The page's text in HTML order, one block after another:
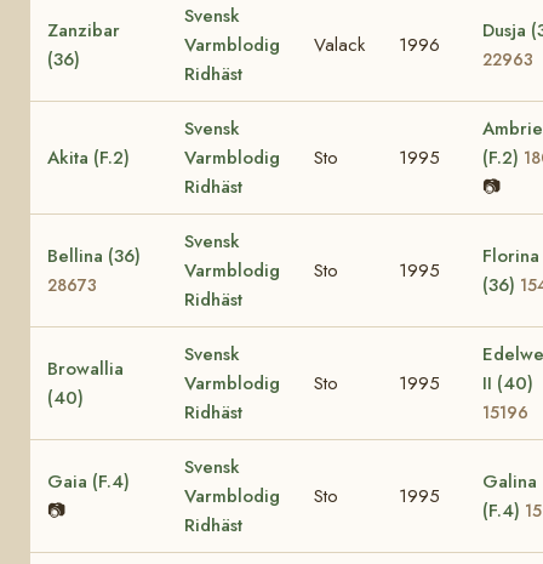
Zanzibar
(36)
Svensk
Varmblodig
Ridhäst
Valack 1996
Dusja
22963
Akita (F.2)
Svensk
Varmblodig
Ridhäst
Sto 1995
Ambrie
(F.2)
📷
Bellina (36)
28673
Svensk
Varmblodig
Ridhäst
Sto 1995
Florina
(36)
Browallia
(40)
Svensk
Varmblodig
Ridhäst
Sto 1995
II (40)
15196
Gaia (F.4)
📷
Svensk
Varmblodig
Ridhäst
Sto 1995
Galina
(F.4)